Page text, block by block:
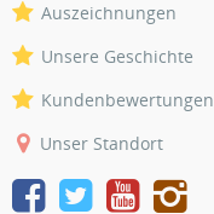
Auszeichnungen
Unsere Geschichte
Kundenbewertungen
Unser Standort